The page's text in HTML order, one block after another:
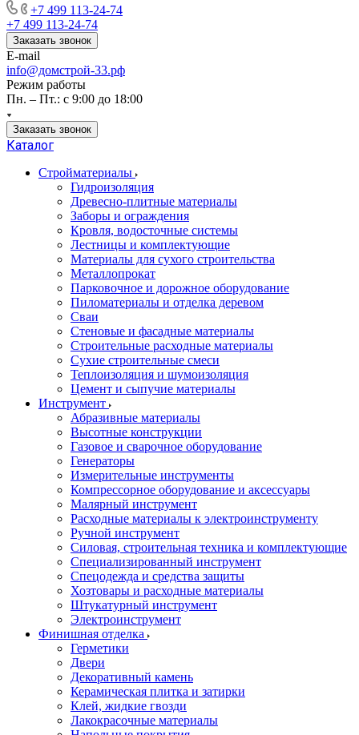
+7 499 113-24-74
+7 499 113-24-74
Заказать звонок
E-mail
info@домстрой-33.рф
Режим работы
Пн. – Пт.: с 9:00 до 18:00
Заказать звонок
Каталог
Стройматериалы
Гидроизоляция
Древесно-плитные материалы
Заборы и ограждения
Кровля, водосточные системы
Лестницы и комплектующие
Материалы для сухого строительства
Металлопрокат
Парковочное и дорожное оборудование
Пиломатериалы и отделка деревом
Сваи
Стеновые и фасадные материалы
Строительные расходные материалы
Сухие строительные смеси
Теплоизоляция и шумоизоляция
Цемент и сыпучие материалы
Инструмент
Абразивные материалы
Высотные конструкции
Газовое и сварочное оборудование
Генераторы
Измерительные инструменты
Компрессорное оборудование и аксессуары
Малярный инструмент
Расходные материалы к электроинструменту
Ручной инструмент
Силовая, строительная техника и комплектующие
Специализированный инструмент
Спецодежда и средства защиты
Хозтовары и расходные материалы
Штукатурный инструмент
Электроинструмент
Финишная отделка
Герметики
Двери
Декоративный камень
Керамическая плитка и затирки
Клей, жидкие гвозди
Лакокрасочные материалы